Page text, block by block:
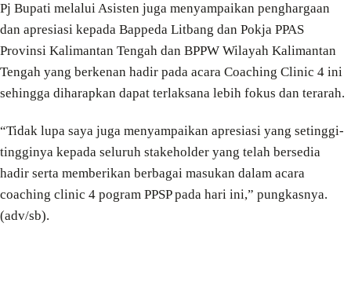
Pj Bupati melalui Asisten juga menyampaikan penghargaan
dan apresiasi kepada Bappeda Litbang dan Pokja PPAS
Provinsi Kalimantan Tengah dan BPPW Wilayah Kalimantan
Tengah yang berkenan hadir pada acara Coaching Clinic 4 ini
sehingga diharapkan dapat terlaksana lebih fokus dan terarah.
“Tidak lupa saya juga menyampaikan apresiasi yang setinggi-
tingginya kepada seluruh stakeholder yang telah bersedia
hadir serta memberikan berbagai masukan dalam acara
coaching clinic 4 pogram PPSP pada hari ini,” pungkasnya.
(adv/sb).